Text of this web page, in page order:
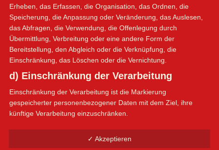
Erheben, das Erfassen, die Organisation, das Ordnen, die
Speicherung, die Anpassung oder Veränderung, das Auslesen,
das Abfragen, die Verwendung, die Offenlegung durch
Übermittlung, Verbreitung oder eine andere Form der
Bereitstellung, den Abgleich oder die Verknüpfung, die
Einschränkung, das Löschen oder die Vernichtung.
d) Einschränkung der Verarbeitung
Einschränkung der Verarbeitung ist die Markierung
gespeicherter personenbezogener Daten mit dem Ziel, ihre
künftige Verarbeitung einzuschränken.
e) Profiling
Profiling ist jede Art der automatisierten Verarbeitung
✓ Akzeptieren